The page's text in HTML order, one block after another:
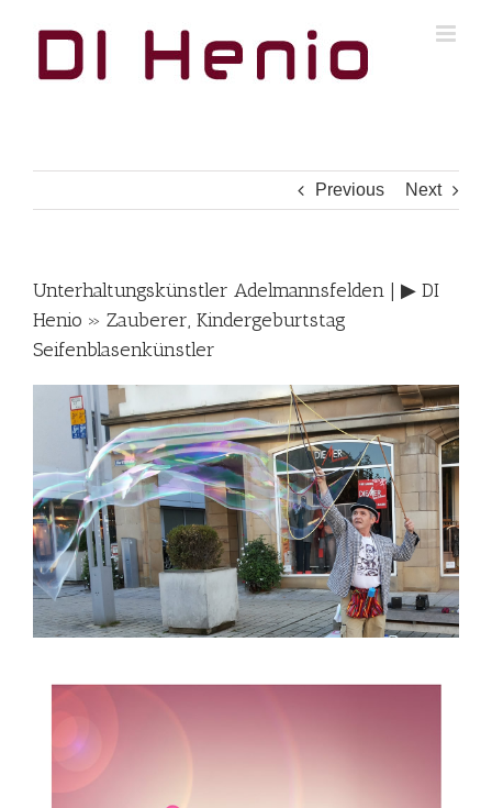
Previous Next
Unterhaltungskünstler Adelmannsfelden | ▶︎ DI
Henio » Zauberer, Kindergeburtstag
Seifenblasenkünstler